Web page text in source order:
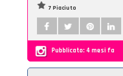
7 Piaciuto
Pubblicato: 4 mesi fa